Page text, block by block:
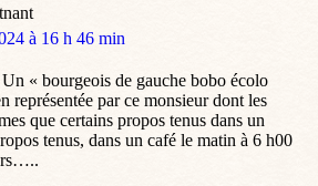
à 16 h 46 min
« bourgeois de gauche bobo écolo
par ce monsieur dont les
que certains propos tenus dans un
tenus, dans un café le matin à 6 h00